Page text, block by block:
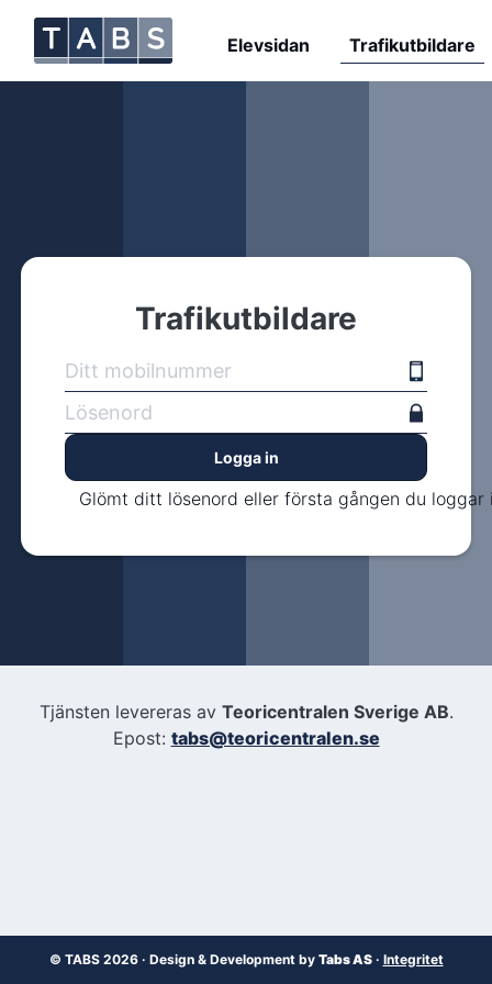
Elevsidan Trafikutbildare
Trafikutbildare
Glömt ditt lösenord eller första gången du loggar
Tjänsten levereras av Teoricentralen Sverige AB.
Epost: tabs@teoricentralen.se
© TABS 2026 · Design & Development by Tabs AS· Integritet